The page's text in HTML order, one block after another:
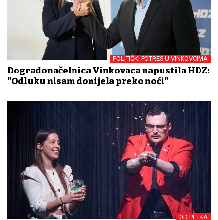
POLITIČKI POTRES U VINKOVCIMA
Dogradonačelnica Vinkovaca napustila HDZ:
"Odluku nisam donijela preko noći"
OD PETKA